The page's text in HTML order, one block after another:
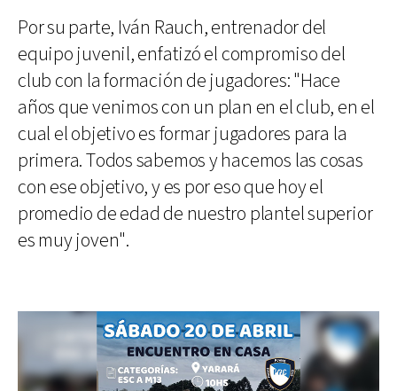
Por su parte, Iván Rauch, entrenador del
equipo juvenil, enfatizó el compromiso del
club con la formación de jugadores: "Hace
años que venimos con un plan en el club, en el
cual el objetivo es formar jugadores para la
primera. Todos sabemos y hacemos las cosas
con ese objetivo, y es por eso que hoy el
promedio de edad de nuestro plantel superior
es muy joven".